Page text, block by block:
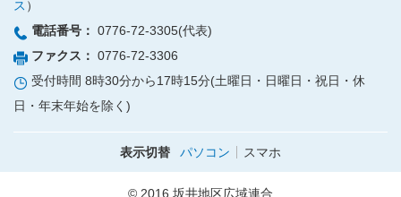
ス ）
電話番号： 0776-72-3305(代表)
ファクス： 0776-72-3306
受付時間 8時30分から17時15分(土曜日・日曜日・祝日・休
日・年末年始を除く)
表示切替 パソコン スマホ
© 2016 坂井地区広域連合